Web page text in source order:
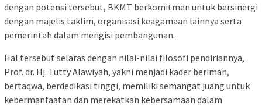
dengan potensi tersebut, BKMT berkomitmen untuk bersinergi
dengan majelis taklim, organisasi keagamaan lainnya serta
pemerintah dalam mengisi pembangunan.
Hal tersebut selaras dengan nilai-nilai filosofi pendiriannya,
Prof. dr. Hj. Tutty Alawiyah, yakni menjadi kader beriman,
bertaqwa, berdedikasi tinggi, memiliki semangat juang untuk
kebermanfaatan dan merekatkan kebersamaan dalam